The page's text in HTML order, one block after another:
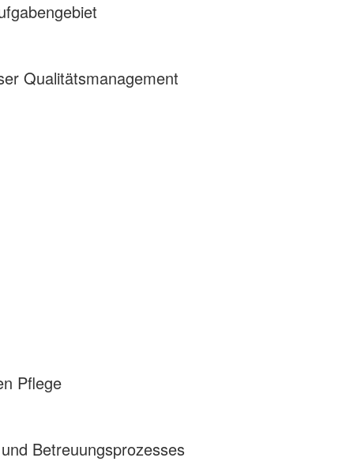
Qualitätsmanagement
Pflege
Betreuungsprozesses